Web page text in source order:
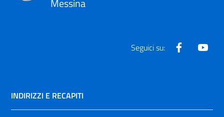
Messina
Seguici su: Facebook
INDIRIZZI E RECAPITI